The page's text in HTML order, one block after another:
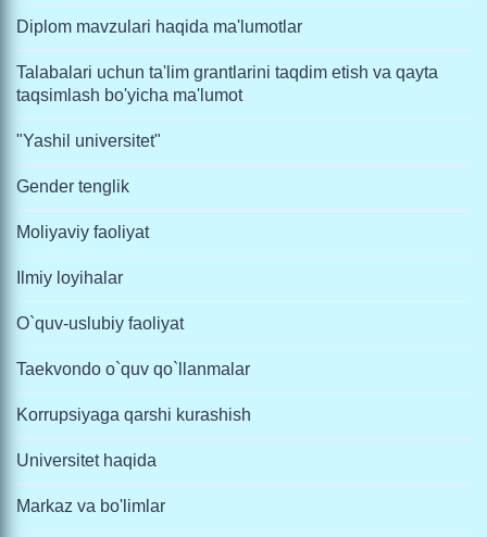
Diplom mavzulari haqida ma'lumotlar
Talabalari uchun ta'lim grantlarini taqdim etish va qayta
taqsimlash bo'yicha ma'lumot
"Yashil universitet"
Gender tenglik
Moliyaviy faoliyat
Ilmiy loyihalar
O`quv-uslubiy faoliyat
Taekvondo o`quv qo`llanmalar
Korrupsiyaga qarshi kurashish
Universitet haqida
Markaz va bo'limlar